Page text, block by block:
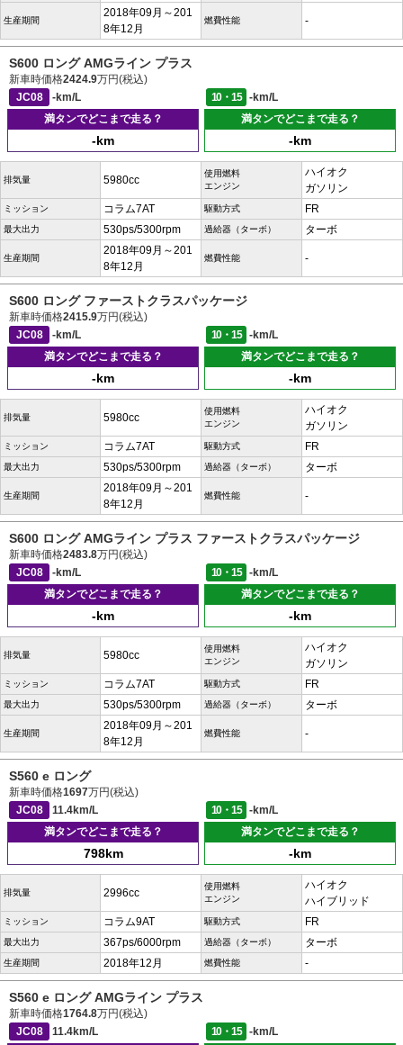
生産期間
2018年09月～201
8年12月
燃費性能 -
S600 ロング AMGライン プラス
新車時価格2424.9万円(税込)
JC08
-km/L 10・15
-km/L
満タンでどこまで走る？
-km
満タンでどこまで走る？
-km
排気量 5980cc
使用燃料
エンジン
ハイオク
ガソリン
ミッション コラム7AT 駆動方式 FR
最大出力 530ps/5300rpm 過給器（ターボ） ターボ
生産期間
2018年09月～201
8年12月
燃費性能 -
S600 ロング ファーストクラスパッケージ
新車時価格2415.9万円(税込)
JC08
-km/L 10・15
-km/L
満タンでどこまで走る？
-km
満タンでどこまで走る？
-km
排気量 5980cc
使用燃料
エンジン
ハイオク
ガソリン
ミッション コラム7AT 駆動方式 FR
最大出力 530ps/5300rpm 過給器（ターボ） ターボ
生産期間
2018年09月～201
8年12月
燃費性能 -
S600 ロング AMGライン プラス ファーストクラスパッケージ
新車時価格2483.8万円(税込)
JC08
-km/L 10・15
-km/L
満タンでどこまで走る？
-km
満タンでどこまで走る？
-km
排気量 5980cc
使用燃料
エンジン
ハイオク
ガソリン
ミッション コラム7AT 駆動方式 FR
最大出力 530ps/5300rpm 過給器（ターボ） ターボ
生産期間
2018年09月～201
8年12月
燃費性能 -
S560 e ロング
新車時価格1697万円(税込)
JC08
11.4km/L 10・15
-km/L
満タンでどこまで走る？
798km
満タンでどこまで走る？
-km
排気量 2996cc
使用燃料
エンジン
ハイオク
ハイブリッド
ミッション コラム9AT 駆動方式 FR
最大出力 367ps/6000rpm 過給器（ターボ） ターボ
生産期間 2018年12月 燃費性能 -
S560 e ロング AMGライン プラス
新車時価格1764.8万円(税込)
JC08
11.4km/L 10・15
-km/L